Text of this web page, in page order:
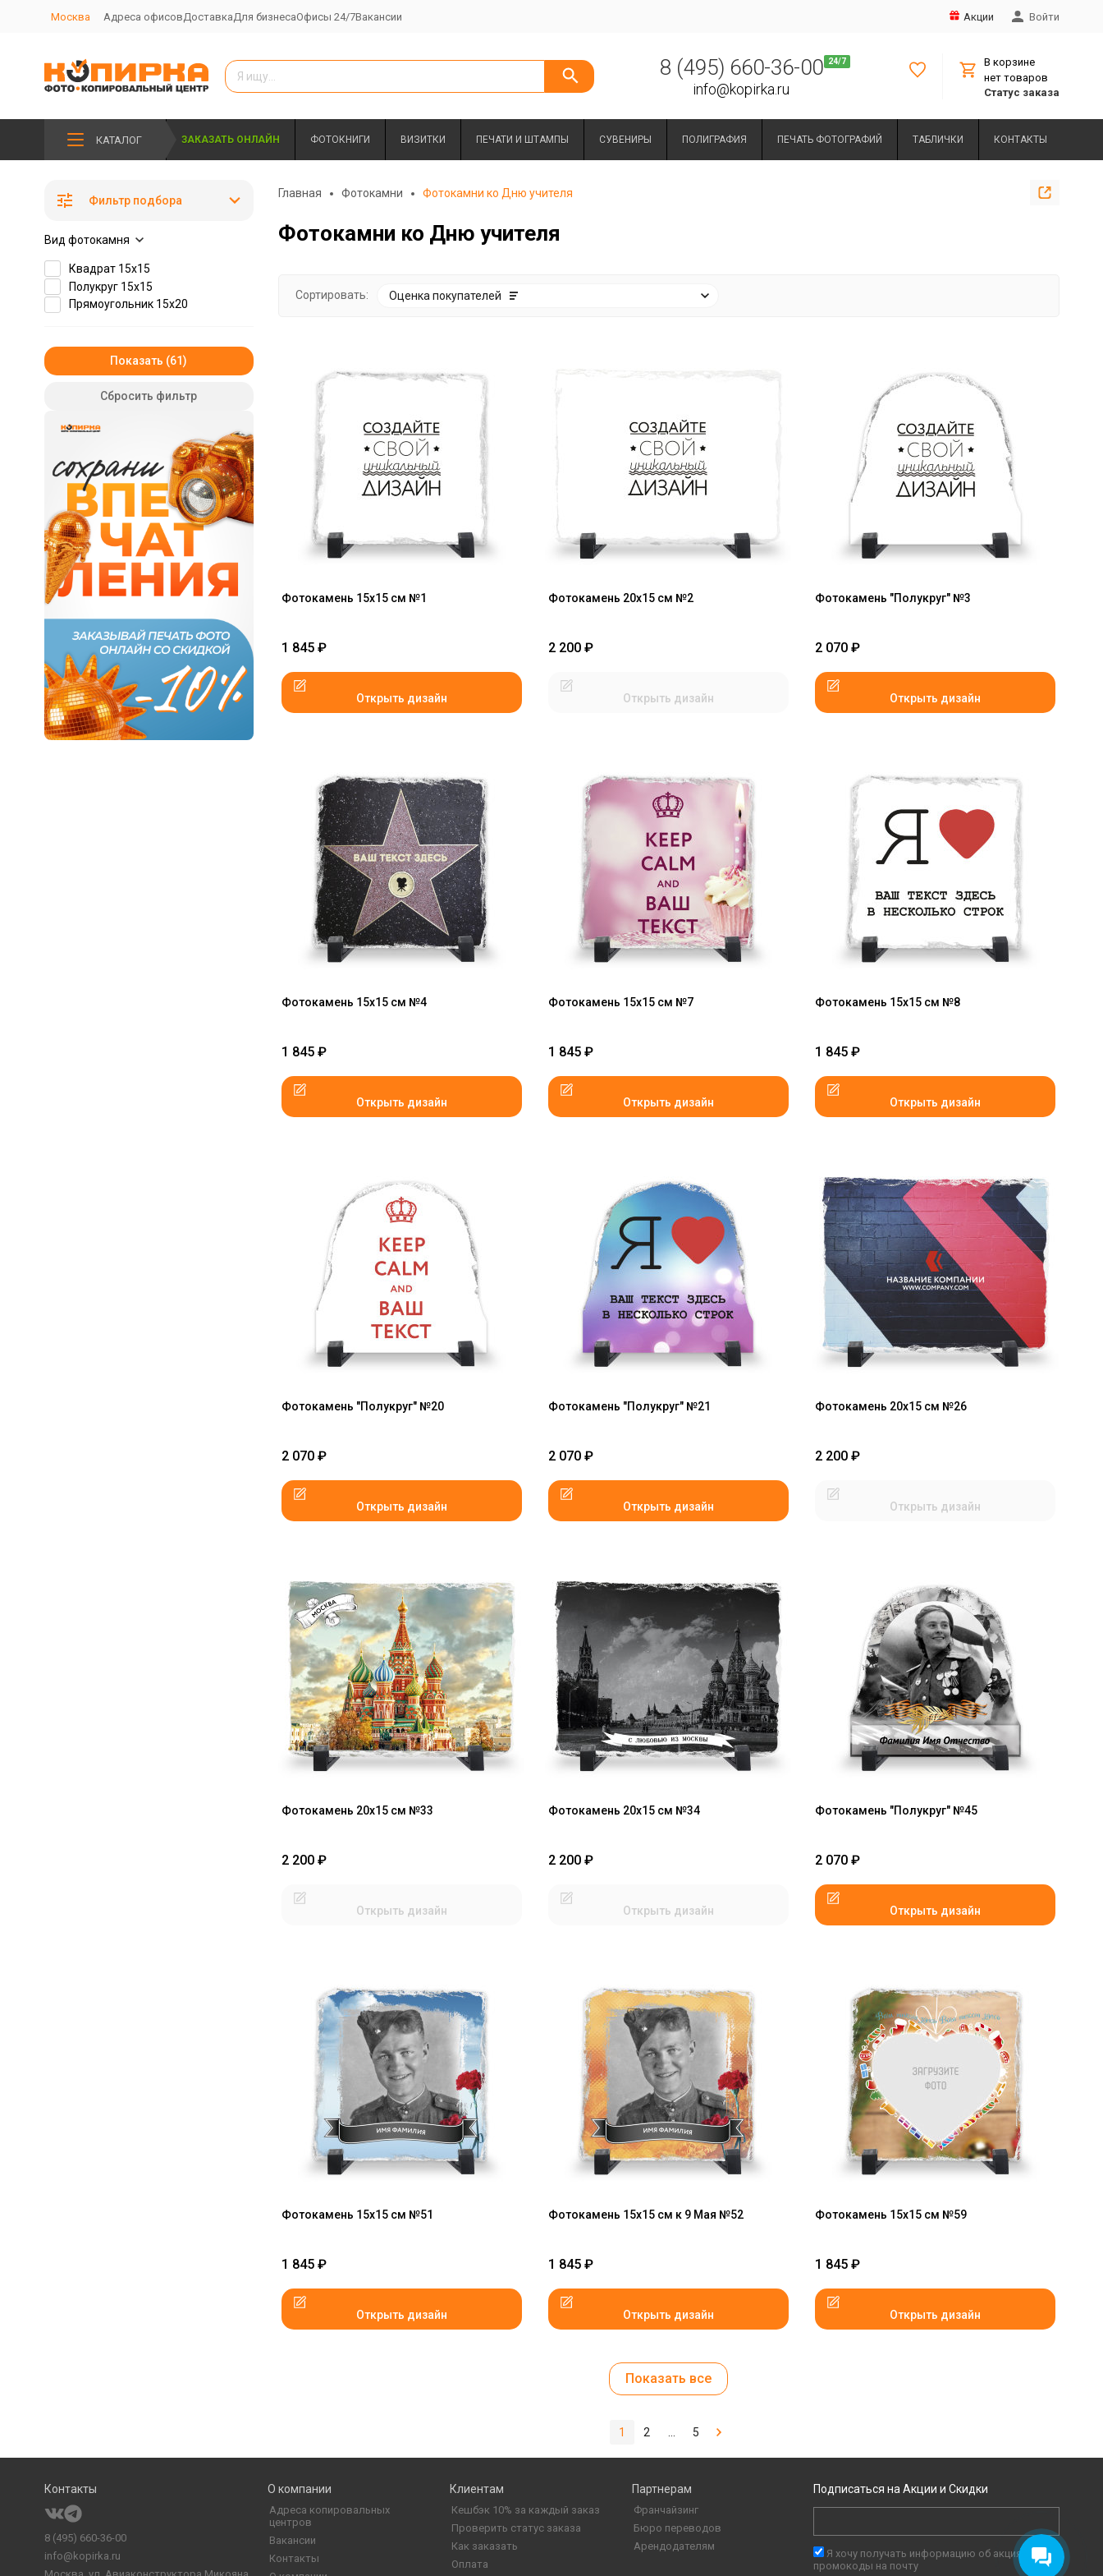
Москва Адреса офисов Доставка Для бизнесаОфисы 24/7Вакансии Акции Войти
8 (495) 660-36-00
info@kopirka.ru
В корзине
нет товаров
Статус заказа
КАТАЛОГ ЗАКАЗАТЬ ОНЛАЙН ФОТОКНИГИ ВИЗИТКИ ПЕЧАТИ И ШТАМПЫ СУВЕНИРЫ ПОЛИГРАФИЯ ПЕЧАТЬ ФОТОГРАФИЙ ТАБЛИЧКИ КОНТАКТЫ
Главная Фотокамни Фотокамни ко Дню учителя
Фотокамни ко Дню учителя
Сортировать: Оценка покупателей
Фотокамень 15х15 см №1
1 845 ₽
Открыть дизайн
Фотокамень 20х15 см №2
2 200 ₽
Открыть дизайн
Фотокамень "Полукруг" №3
2 070 ₽
Открыть дизайн
Фотокамень 15х15 см №4
1 845 ₽
Открыть дизайн
Фотокамень 15х15 см №7
1 845 ₽
Открыть дизайн
Фотокамень 15х15 см №8
1 845 ₽
Открыть дизайн
Фотокамень "Полукруг" №20
2 070 ₽
Открыть дизайн
Фотокамень "Полукруг" №21
2 070 ₽
Открыть дизайн
Фотокамень 20х15 см №26
2 200 ₽
Открыть дизайн
Фотокамень 20х15 см №33
2 200 ₽
Открыть дизайн
Фотокамень 20х15 см №34
2 200 ₽
Открыть дизайн
Фотокамень "Полукруг" №45
2 070 ₽
Открыть дизайн
Фотокамень 15х15 см №51
1 845 ₽
Открыть дизайн
Фотокамень 15х15 см к 9 Мая №52
1 845 ₽
Открыть дизайн
Фотокамень 15х15 см №59
1 845 ₽
Открыть дизайн
Показать все
1 2 5
Фильтр подбора
Вид фотокамня
Квадрат 15х15
Полукруг 15х15
Прямоугольник 15х20
Показать
Сбросить фильтр
Контакты
8 (495) 660-36-00
info@kopirka.ru
О компании
Адреса копировальных
центров
Вакансии
Контакты
Клиентам
Кешбэк 10% за каждый заказ
Проверить статус заказа
Как заказать
Оплата
Партнерам
Франчайзинг
Бюро переводов
Арендодателям
Подписаться на Акции и Скидки
Я хочу получать информацию об акциях и
промокоды на почту